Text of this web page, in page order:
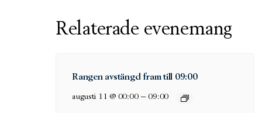
Relaterade evenemang
Rangen avstängd fram till 09:00
augusti 11 @ 00:00–09:00